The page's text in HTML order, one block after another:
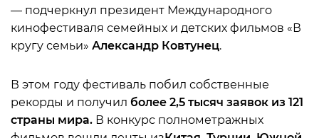
— подчеркнул президент Международного
кинофестиваля семейных и детских фильмов «В
кругу семьи» Александр Ковтунец.
В этом году фестиваль побил собственные
рекорды и получил более 2,5 тысяч заявок из 121
страны мира. В конкурс полнометражных